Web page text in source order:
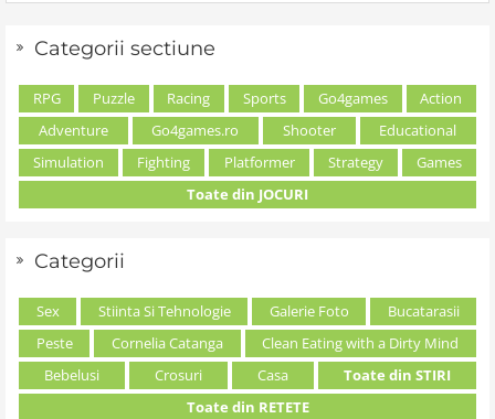
Categorii sectiune
RPG Puzzle Racing Sports Go4games
Action
Adventure
Go4games.ro Shooter
Educational
Simulation
Fighting Platformer Strategy
Games
Toate din JOCURI
Categorii
Sex Stiinta Si Tehnologie Galerie Foto
Bucatarasii
Peste
Cornelia Catanga
Clean Eating with a Dirty Mind
Bebelusi
Crosuri Casa
Toate din STIRI
Toate din RETETE